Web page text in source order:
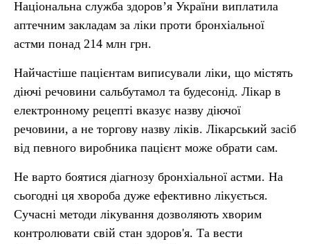
Національна служба здоров’я України виплатила
аптечним закладам за ліки проти бронхіальної
астми понад 214 млн грн.
Найчастіше пацієнтам виписували ліки, що містять
діючі речовини сальбутамол та будесонід. Лікар в
електронному рецепті вказує назву діючої
речовини, а не торгову назву ліків. Лікарський засіб
від певного виробника пацієнт може обрати сам.
Не варто боятися діагнозу бронхіальної астми. На
сьогодні ця хвороба дуже ефективно лікується.
Сучасні методи лікування дозволяють хворим
контролювати свій стан здоров'я. Та вести